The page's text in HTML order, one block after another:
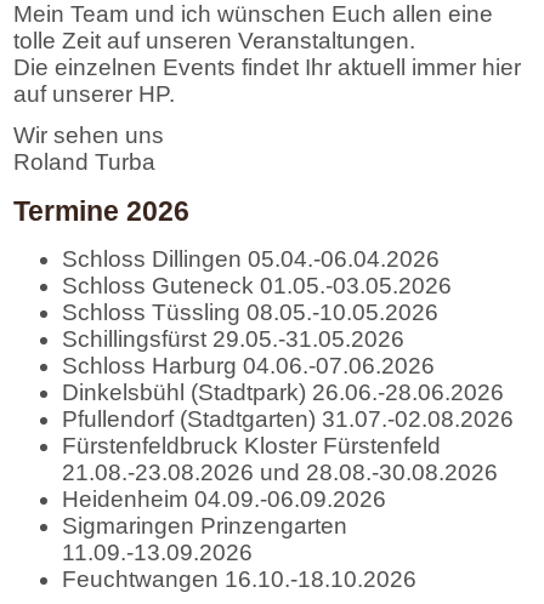
Mein Team und ich wünschen Euch allen eine
tolle Zeit auf unseren Veranstaltungen.
Die einzelnen Events findet Ihr aktuell immer hier
auf unserer HP.
Wir sehen uns
Roland Turba
Termine 2026
Schloss Dillingen 05.04.-06.04.2026
Schloss Guteneck 01.05.-03.05.2026
Schloss Tüssling 08.05.-10.05.2026
Schillingsfürst 29.05.-31.05.2026
Schloss Harburg 04.06.-07.06.2026
Dinkelsbühl (Stadtpark) 26.06.-28.06.2026
Pfullendorf (Stadtgarten) 31.07.-02.08.2026
Fürstenfeldbruck Kloster Fürstenfeld
21.08.-23.08.2026 und 28.08.-30.08.2026
Heidenheim 04.09.-06.09.2026
Sigmaringen Prinzengarten
11.09.-13.09.2026
Feuchtwangen 16.10.-18.10.2026